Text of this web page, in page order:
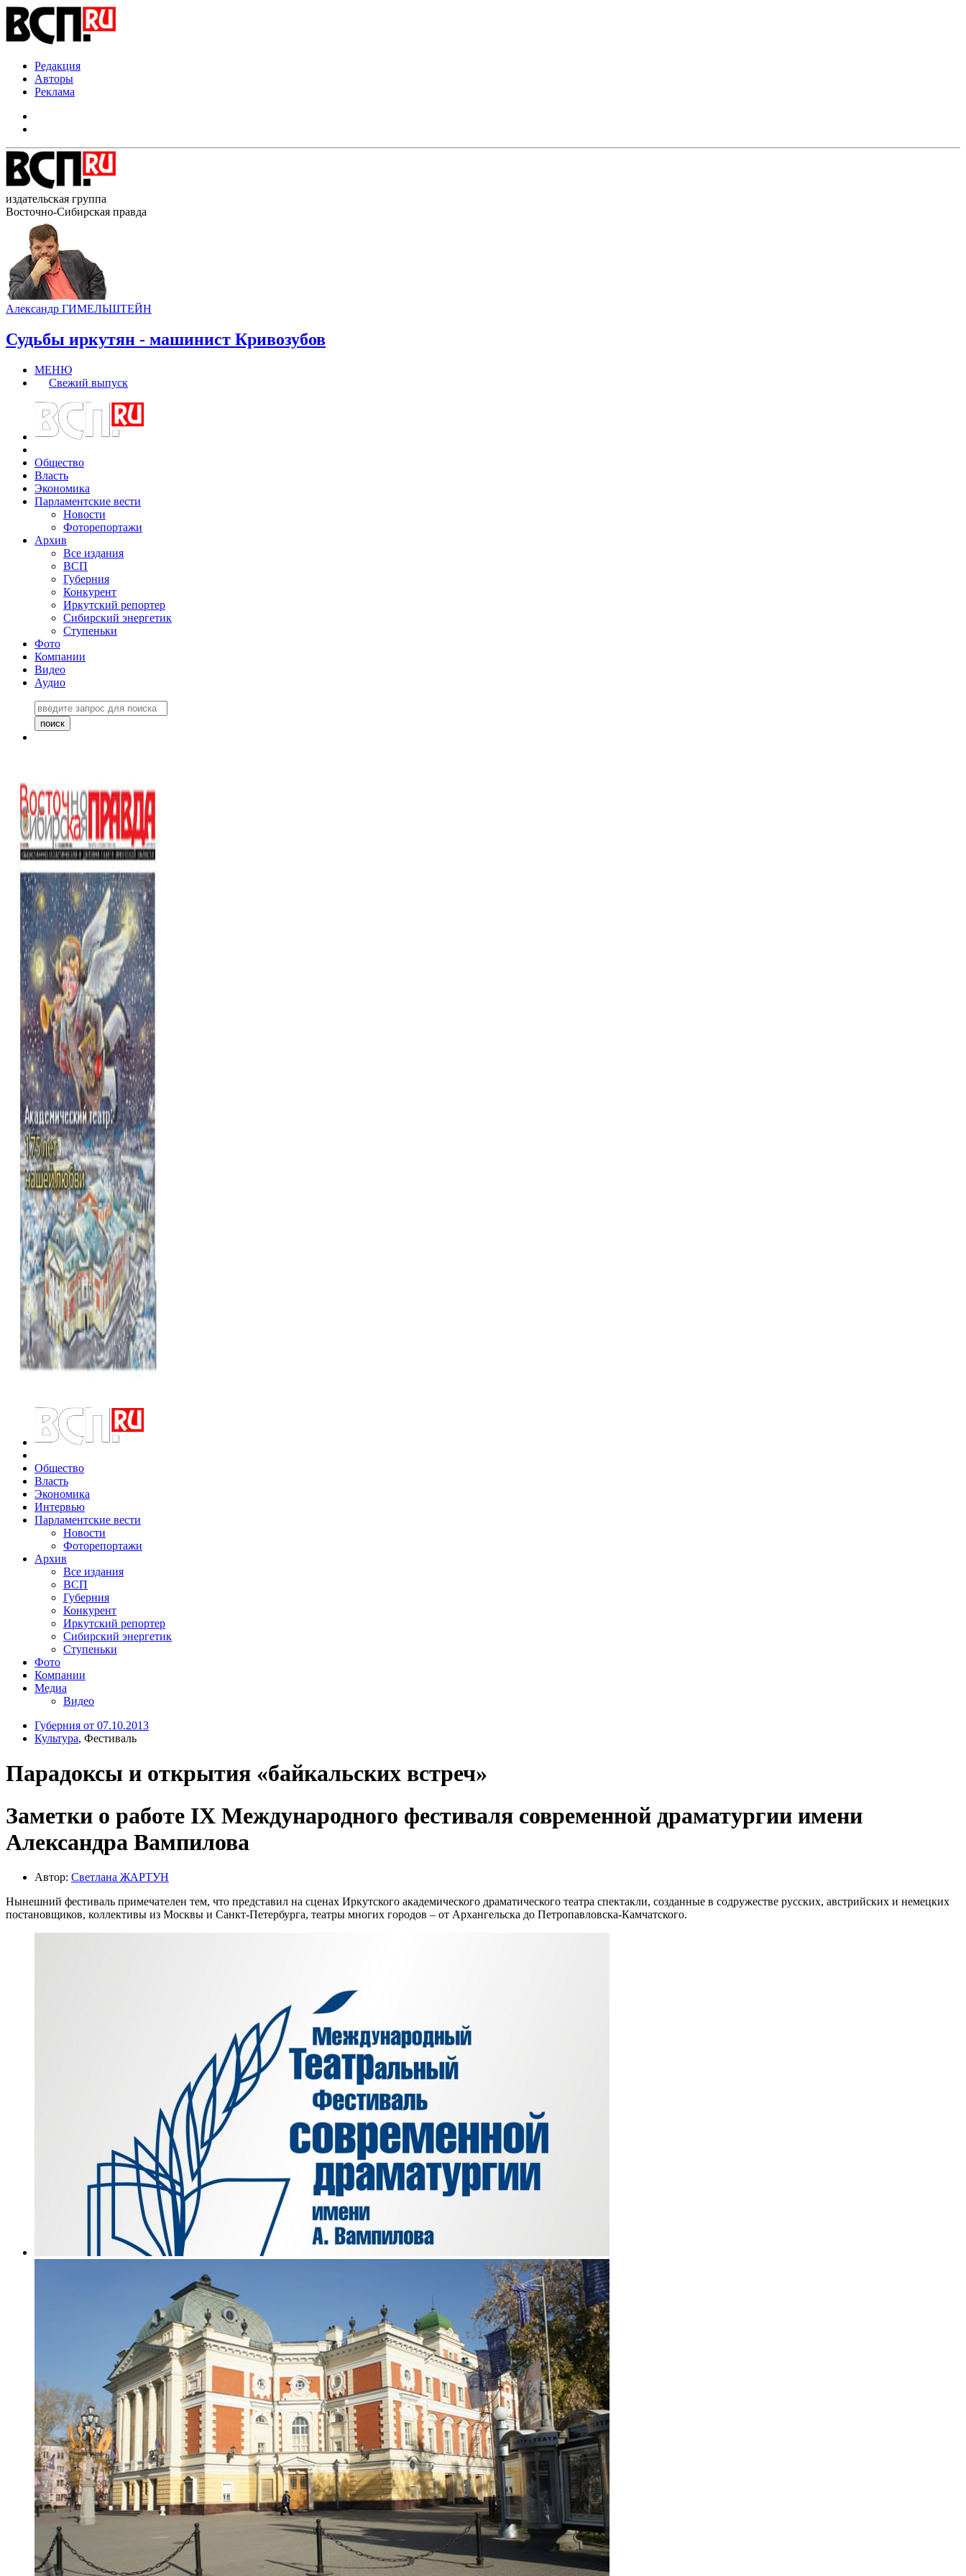
Редакция
Авторы
Реклама
издательская группа
Восточно-Сибирская правда
Александр ГИМЕЛЬШТЕЙН
Судьбы иркутян - машинист Кривозубов
МЕНЮ
Свежий выпуск
Общество
Власть
Экономика
Парламентские вести
Новости
Фоторепортажи
Архив
Все издания
ВСП
Губерния
Конкурент
Иркутский репортер
Сибирский энергетик
Ступеньки
Фото
Компании
Видео
Аудио
Общество
Власть
Экономика
Интервью
Парламентские вести
Новости
Фоторепортажи
Архив
Все издания
ВСП
Губерния
Конкурент
Иркутский репортер
Сибирский энергетик
Ступеньки
Фото
Компании
Медиа
Видео
Губерния от 07.10.2013
Культура, Фестиваль
Парадоксы и открытия «байкальских встреч»
Заметки о работе IX Международного фестиваля современной драматургии имени
Александра Вампилова
Автор: Светлана ЖАРТУН
Нынешний фестиваль примечателен тем, что представил на сценах Иркутского академического драматического театра спектакли, созданные в содружестве русских, австрийских и немецких
постановщиков, коллективы из Москвы и Санкт-Петербурга, театры многих городов – от Архангельска до Петропавловска-Камчатского.